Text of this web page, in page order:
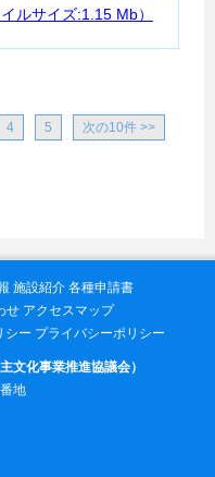
ルサイズ:1.15 Mb）
4 5 次の10件 >>
施設紹介 各種申請書
せ アクセスマップ
シー プライバシーポリシー
文化事業推進協議会）
地